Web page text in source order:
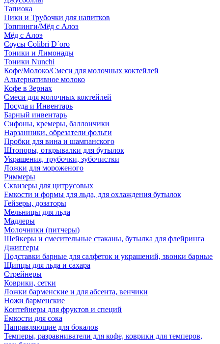
Тапиока
Пики и Трубочки для напитков
Топпинги/Мёд с Алоэ
Мёд с Алоэ
Соусы Colibri D`oro
Тоники и Лимонады
Тоники Nunchi
Кофе/Молоко/Смеси для молочных коктейлей
Альтернативное молоко
Кофе в Зернах
Смеси для молочных коктейлей
Посуда и Инвентарь
Барный инвентарь
Сифоны, кремеры, баллончики
Нарзанники, обрезатели фольги
Пробки для вина и шампанского
Штопоры, открывалки для бутылок
Украшения, трубочки, зубочистки
Ложки для мороженого
Риммеры
Сквизеры для цитрусовых
Емкости и формы для льда, для охлаждения бутылок
Гейзеры, дозаторы
Мельницы для льда
Мадлеры
Молочники (питчеры)
Шейкеры и смесительные стаканы, бутылка для флейринга
Джиггеры
Подставки барные для салфеток и украшений, звонки барные
Щипцы для льда и сахара
Стрейнеры
Коврики, сетки
Ложки барменские и для абсента, венчики
Ножи барменские
Контейнеры для фруктов и специй
Емкости для сока
Направляющие для бокалов
Темперы, разравниватели для кофе, коврики для темперов,